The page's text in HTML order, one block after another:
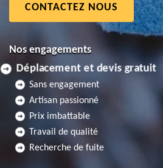
CONTACTEZ NOUS
Nos engagements
Déplacement et devis gratuit
Sans engagement
Artisan passionné
Prix imbattable
Travail de qualité
Recherche de fuite